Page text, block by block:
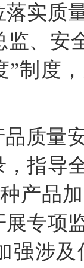
实质
、安
”制度
质量
指导
产品
专项
强涉